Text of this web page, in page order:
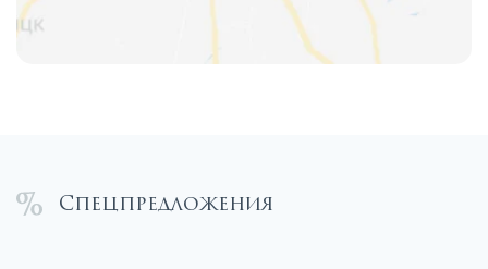
Спецпредложения